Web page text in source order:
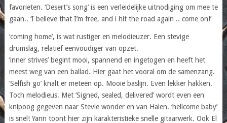
favorieten. ‘Desert’s song’ is een verleidelijke uitnodiging om mee te
gaan.. ‘I believe that I’m free, and i hit the road again .. come on!’
‘coming home’, is wat rustiger en melodieuzer. Een stevige
drumslag, relatief eenvoudiger van opzet.
’inner strives’ begint mooi, spannend en ingetogen en heeft het
meest weg van een ballad. Hier gaat het vooral om de samenzang.
‘Selfish go’ knalt er meteen op. Mooie baslijn. Even lekker hakken.
Toch melodieus. Met ‘Signed, sealed, delivered’ wordt even een
knipoog gegeven naar Stevie wonder en van Halen. ‘hellcome baby’
is snel! Yann toont hier zijn karakteristieke snelle gitaarwerk. Ook El